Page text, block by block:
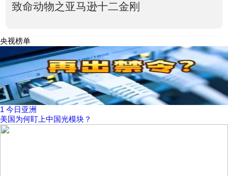
致命动物之亚马逊十二金刚
央视榜单
1 今日亚洲
美国为何盯上中国光模块？